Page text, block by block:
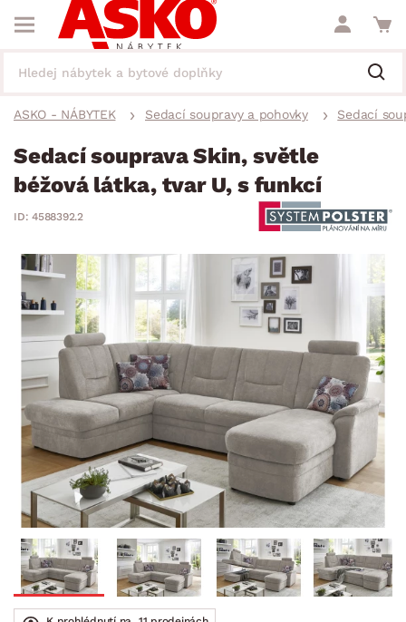
ASKO - NÁBYTEK Sedací soupravy a pohovky Sedací
Sedací souprava Skin, světle
béžová látka, tvar U, s funkcí
ID: 4588392.2